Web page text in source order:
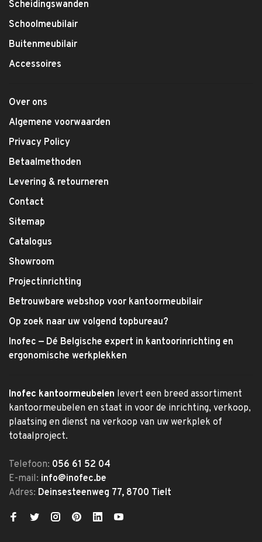
Scheidingswanden
Schoolmeubilair
Buitenmeubilair
Accessoires
Over ons
Algemene voorwaarden
Privacy Policy
Betaalmethoden
Levering & retourneren
Contact
Sitemap
Catalogus
Showroom
Projectinrichting
Betrouwbare webshop voor kantoormeubilair
Op zoek naar uw volgend topbureau?
Inofec — Dé Belgische expert in kantoorinrichting en
ergonomische werkplekken
Inofec kantoormeubelen levert een breed assortiment
kantoormeubelen en staat in voor de inrichting, verkoop,
plaatsing en dienst na verkoop van uw werkplek of
totaalproject.
Telefoon: 056 61 52 04
E-mail: info@inofec.be
Adres: Deinsesteenweg 77, 8700 Tielt